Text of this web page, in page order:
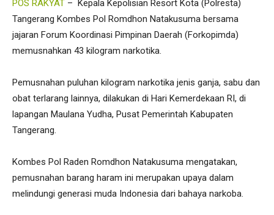
POS RAKYAT – Kepala Kepolisian Resort Kota (Polresta)
Tangerang Kombes Pol Romdhon Natakusuma bersama
jajaran Forum Koordinasi Pimpinan Daerah (Forkopimda)
memusnahkan 43 kilogram narkotika.
Pemusnahan puluhan kilogram narkotika jenis ganja, sabu dan
obat terlarang lainnya, dilakukan di Hari Kemerdekaan RI, di
lapangan Maulana Yudha, Pusat Pemerintah Kabupaten
Tangerang.
Kombes Pol Raden Romdhon Natakusuma mengatakan,
pemusnahan barang haram ini merupakan upaya dalam
melindungi generasi muda Indonesia dari bahaya narkoba.